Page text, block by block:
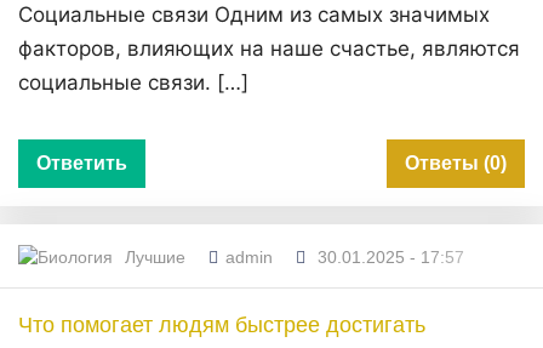
Социальные связи Одним из самых значимых
факторов, влияющих на наше счастье, являются
социальные связи. […]
Ответить Ответы (0)
Лучшие admin 30.01.2025 - 17:57
Что помогает людям быстрее достигать